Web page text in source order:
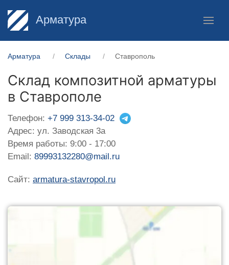
Арматура
Арматура Склады Ставрополь
Склад композитной арматуры
в Ставрополе
Телефон: +7 999 313-34-02
Адрес: ул. Заводская 3а
Время работы: 9:00 - 17:00
Email: 89993132280@mail.ru
Сайт: armatura-stavropol.ru